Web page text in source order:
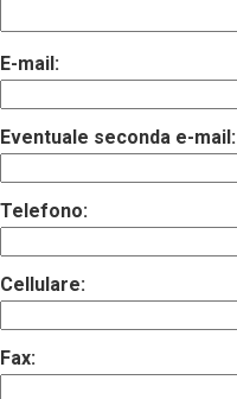
E-mail:
Eventuale seconda e-mail:
Telefono:
Cellulare:
Fax: